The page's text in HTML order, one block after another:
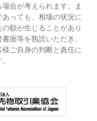
合が考えられます。ま
っても、相場の状況に
額が生じることがあり
面等を熟読いただき、
ご自身の判断と責任に